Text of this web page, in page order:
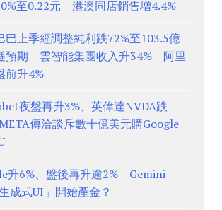
至0.22元 港澳同店銷售增4.4%
巴上季經調整純利跌72%至103.5億
預期 雲智能集團收入升34% 阿里
前升4%
夜盤再升3%、英偉達NVDA跌
傳洽談斥數十億美元購Google
升6%、盤後再升逾2% Gemini
成式UI」開始產金？